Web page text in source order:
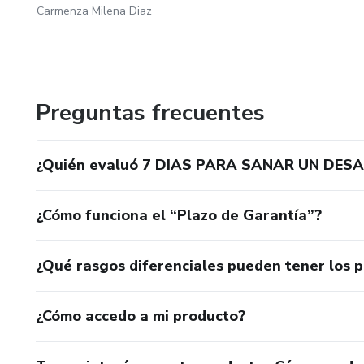
Carmenza Milena Diaz
Preguntas frecuentes
¿Quién evaluó 7 DIAS PARA SANAR UN
¿Cómo funciona el “Plazo de Garantía”?
¿Qué rasgos diferenciales pueden tener los
¿Cómo accedo a mi producto?